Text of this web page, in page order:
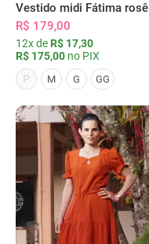
Vestido midi Fátima rosê
R$ 179,00
12x de R$ 17,30
R$ 175,00 no PIX
P
M G GG